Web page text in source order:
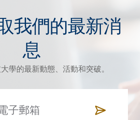
我們的最新消
息
學的最新動態、活動和突破。